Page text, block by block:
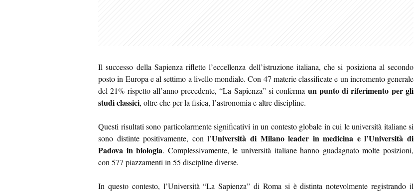
Il successo della Sapienza riflette l’eccellenza dell’istruzione italiana, che si posiziona al secondo
posto in Europa e al settimo a livello mondiale. Con 47 materie classificate e un incremento generale
del 21% rispetto all’anno precedente, “La Sapienza” si conferma un punto di riferimento per gli
studi classici, oltre che per la fisica, l’astronomia e altre discipline.
Questi risultati sono particolarmente significativi in un contesto globale in cui le università italiane si
sono distinte positivamente, con l’Università di Milano leader in medicina e l’Università di
Padova in biologia. Complessivamente, le università italiane hanno guadagnato molte posizioni,
con 577 piazzamenti in 55 discipline diverse.
In questo contesto, l’Università “La Sapienza” di Roma si è distinta notevolmente registrando il